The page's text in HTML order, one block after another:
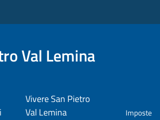
Val Lemina
Vivere San Pietro
Val Lemina
Imposte